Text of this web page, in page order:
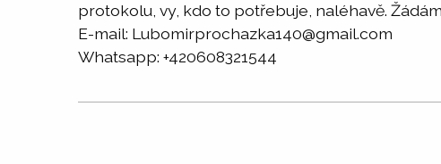
protokolu, vy, kdo to potřebuje, naléhavě.
E-mail: Lubomirprochazka140@gmail.com
Whatsapp: +420608321544